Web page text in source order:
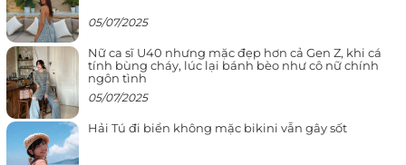
05/07/2025
Nữ ca sĩ U40 nhưng mặc đẹp hơn cả Gen Z, khi cá
tính bùng cháy, lúc lại bánh bèo như cô nữ chính
ngôn tình
05/07/2025
Hải Tú đi biển không mặc bikini vẫn gây sốt